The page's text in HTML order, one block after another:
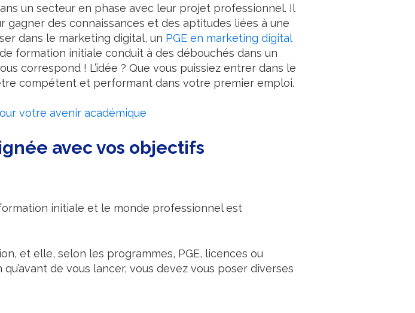
un secteur en phase avec leur projet professionnel. Il
gagner des connaissances et des aptitudes liées à une
dans le marketing digital, un PGE en marketing digital
formation initiale conduit à des débouchés dans un
correspond ! L’idée ? Que vous puissiez entrer dans le
compétent et performant dans votre premier emploi.
votre avenir académique
avec vos objectifs
initiale et le monde professionnel est
et elle, selon les programmes, PGE, licences ou
de vous lancer, vous devez vous poser diverses